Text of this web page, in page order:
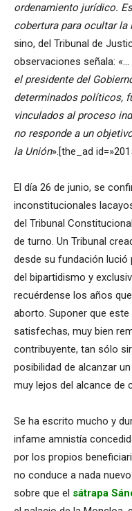
ordenamiento jurídico.
cobertura para ocultar la
sino, del Tribunal de
observaciones señala: «…
el presidente del
determinados políticos,
vinculados al proceso
no responde a un
la Unión».[the_ad
El día 26 de junio, se
inconstitucionales
del Tribunal
de turno. Un Tribunal
desde su fundación lució
del bipartidismo y
recuérdense los años
aborto. Suponer que
satisfechas, muy bien
contribuyente, tan sólo
posibilidad de alcanzar
muy lejos del alcance de
Se ha escrito mucho y
infame amnistía
por los propios
no conduce a nada
sobre que el sátrapa